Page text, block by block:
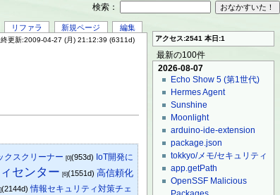
リファラ 新規ページ 編集
更新:2009-04-27 (月) 21:12:39 (6311d)
クスクリーナー [0](953d) IoT開発に
センター [6](1551d) 高信頼化
(2144d)情報セキュリティ対策チェ
アクセス:2541 本日:1
最新の100件
2026-08-07
Echo Show 5 (第1世代)
Hermes Agent
Sunshine
Moonlight
arduino-ide-extension
package.json
tokkyo/メモ/セキュリティ
app.getPath
OpenSSF Malicious
検索：